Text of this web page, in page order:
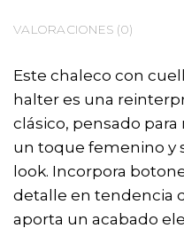
VALORACIONES (0)
Este chaleco con
halter es una
clásico, pensado
un toque femenino y
look. Incorpora
detalle en tendencia
aporta un acabado